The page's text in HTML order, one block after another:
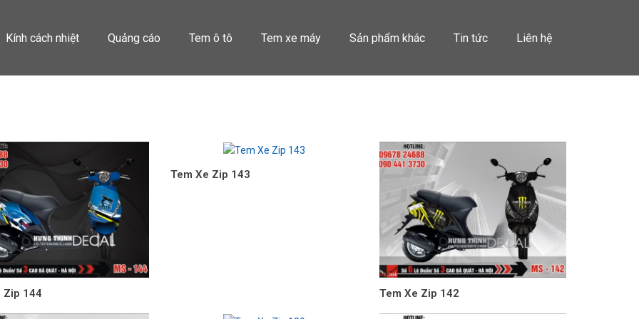
Kính cách nhiệt Quảng cáo Tem ô tô Tem xe máy Sản phẩm khác Tin tức Liên hệ
Zip 144
Tem Xe Zip 143
Tem Xe Zip 142